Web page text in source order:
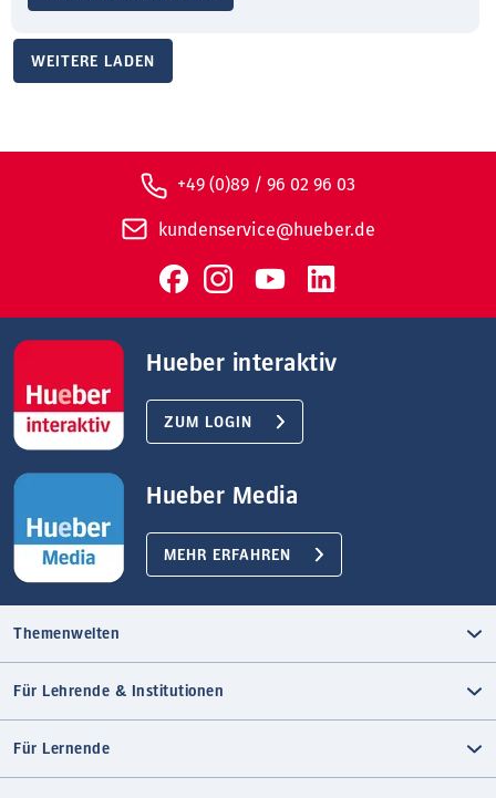
WEITERE LADEN
+49 (0)89 / 96 02 96 03
kundenservice@hueber.de
Hueber interaktiv
ZUM LOGIN
Hueber Media
MEHR ERFAHREN
Themenwelten
Für Lehrende & Institutionen
Für Lernende